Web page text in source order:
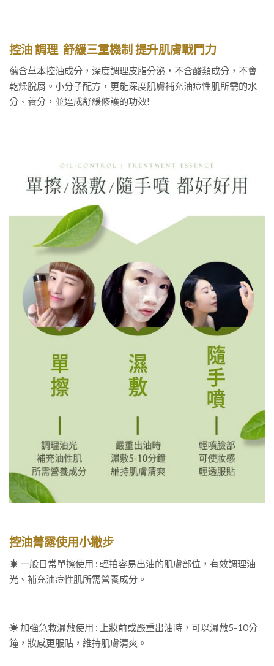
控油 調理 舒緩三重機制 提升肌膚戰鬥力
蘊含草本控油成分，深度調理皮脂分泌，不含酸類成分，不會
乾燥脫屑。小分子配方，更能深度肌膚補充油痘性肌所需的水
分、養分，並達成舒緩修護的功效!
控油菁露使用小撇步
☀ 一般日常單擦使用 : 輕拍容易出油的肌膚部位，有效調理油
光、補充油痘性肌所需營養成分。
☀ 加強急救濕敷使用 : 上妝前或嚴重出油時，可以濕敷5-10分
鐘，妝感更服貼，維持肌膚清爽。